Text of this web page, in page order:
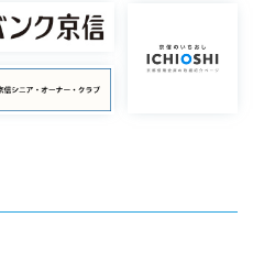
壬生部会
口丹部会
プロジェクトリーダー